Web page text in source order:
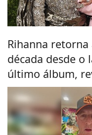
Rihanna
década desde o
último álbum,